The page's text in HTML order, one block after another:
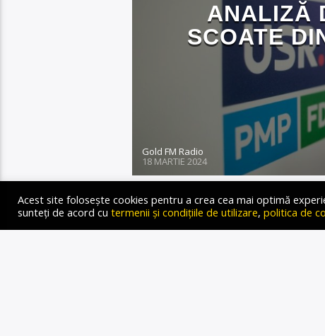
ANALIZĂ
SCOATE
Gold FM Radio
18 MARTIE 2024
Acest site folosește cookies pentru a crea cea mai optimă
sunteți de acord cu termenii și condițiile de utilizare, politica de